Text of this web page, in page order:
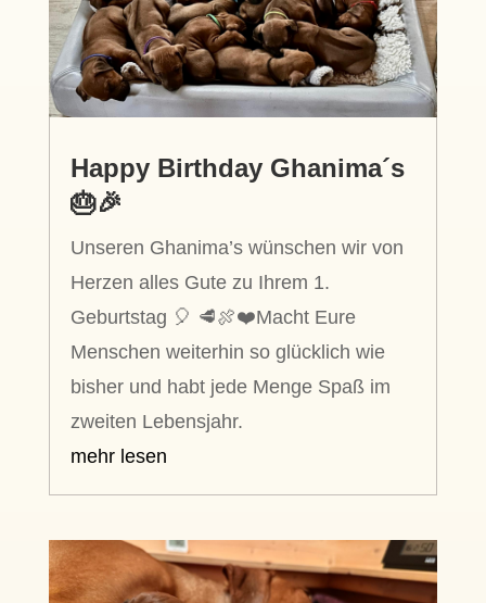
Happy Birthday Ghanima´s
🎂🎉
Unseren Ghanima’s wünschen wir von
Herzen alles Gute zu Ihrem 1.
Geburtstag 🎈 🥩🍖❤️Macht Eure
Menschen weiterhin so glücklich wie
bisher und habt jede Menge Spaß im
zweiten Lebensjahr.
mehr lesen